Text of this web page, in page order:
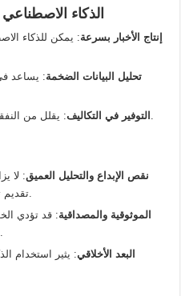
الذكاء
إنتاج الأخبار بسرعة: يمكن للذكاء
تحليل البيانات الضخمة: يساعد
التوفير في التكاليف
نقص الإبداع والتحليل العميق: لا
الموثوقية والمصداقية: قد تؤدي
البعد الأخلاقي: يثير استخدام